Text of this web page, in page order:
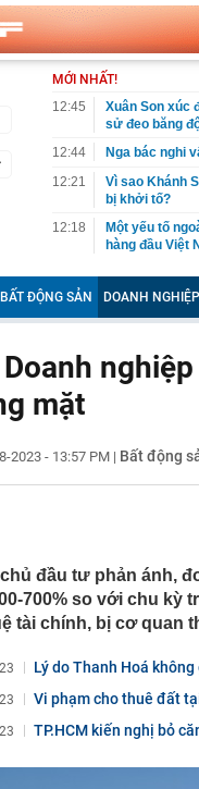
MỚI NHẤT!
12:45
Xuân Son xúc
sử đeo băng
12:44
Nga bác nghi
12:21
Vì sao Khánh
bị khởi tố?
12:18
Một yếu tố
hàng đầu Việt
12:04
Không phải
C, được đánh
12:00
Grab bị phạt
khuyến cáo
11:54
11:50
Nhà máy lọc
xuất bán một
ty mẹ sắp chi
11:25
10 mỹ nhân
bảng, hạng 1
Công an xác
Fed tăng lãi
11:23
Giá vàng tăng
BẤT ĐỘNG SẢN DOANH NGHIỆP
mặt
2023 - 13:57 PM | Bất động
đầu tư phản ánh,
700% so với chu kỳ
tài chính, bị cơ quan
Lý do Thanh Hoá
Vi phạm cho thuê đất
TP.HCM kiến nghị bỏ